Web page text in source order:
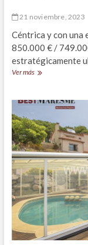
21 noviembre, 2023
Céntrica y con
850.000 € /
estratégicamente
Ver másFantástica
4
y
en
excelente
ubicación
en
Cabrils